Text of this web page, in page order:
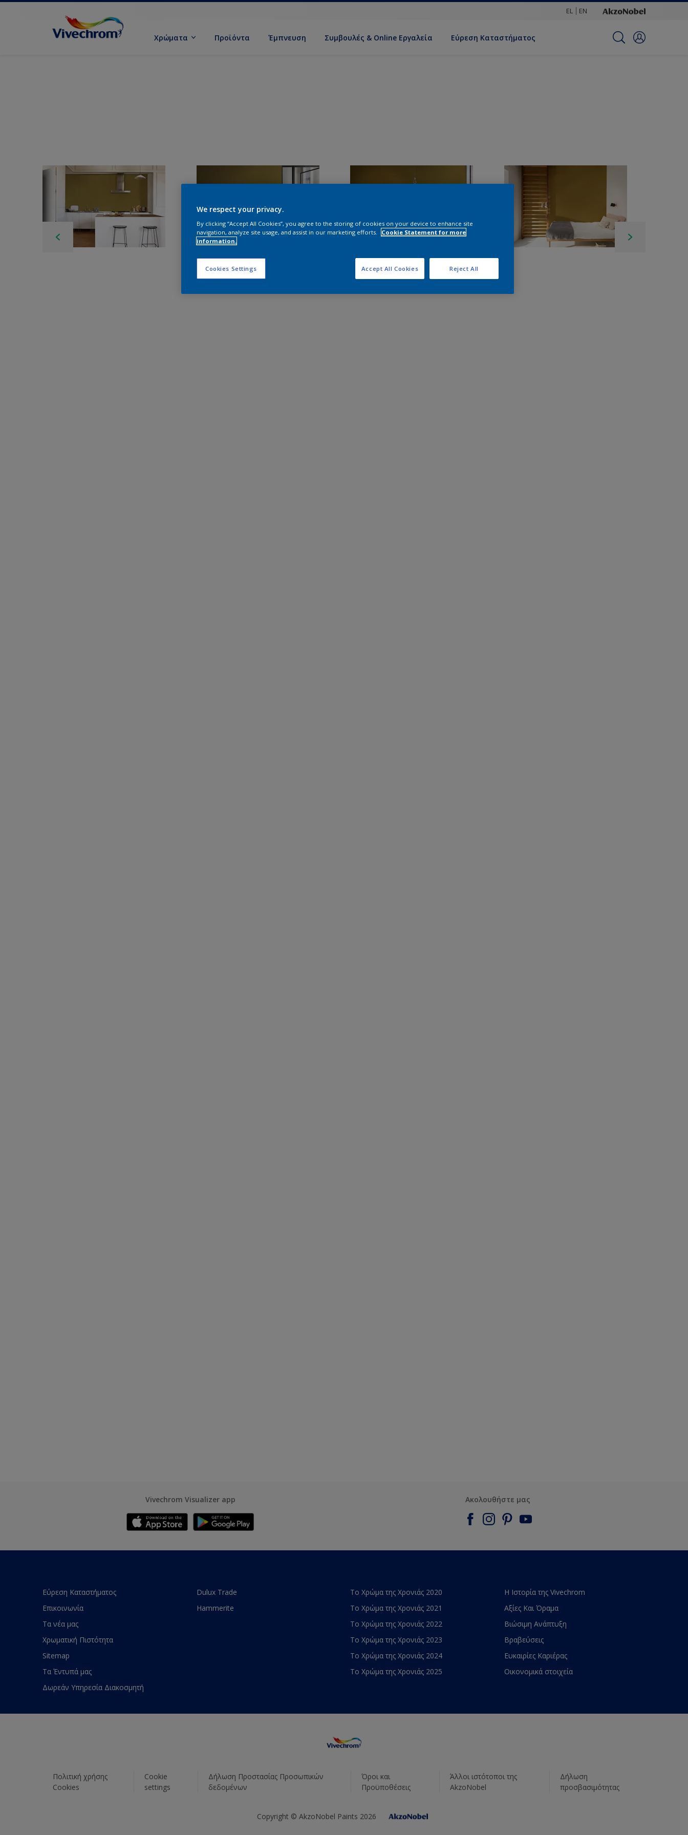
EL EN
Χρώματα Προϊόντα Έμπνευση Συμβουλές & Online Εργαλεία Εύρεση Καταστήματος
Vivechrom Visualizer app Ακολουθήστε μας
Εύρεση Καταστήματος
Επικοινωνία
Τα νέα μας
Χρωματική Πιστότητα
Sitemap
Τα Έντυπά μας
Δωρεάν Υπηρεσία Διακοσμητή
Dulux Trade
Hammerite
Το Χρώμα της Χρονιάς 2020
Το Χρώμα της Χρονιάς 2021
Το Χρώμα της Χρονιάς 2022
Το Χρώμα της Χρονιάς 2023
Το Χρώμα της Χρονιάς 2024
Το Χρώμα της Χρονιάς 2025
Η Ιστορία της Vivechrom
Αξίες Και Όραμα
Βιώσιμη Ανάπτυξη
Βραβεύσεις
Ευκαιρίες Καριέρας
Οικονομικά στοιχεία
Πολιτική χρήσης
Cookies
Cookie
settings
Δήλωση Προστασίας Προσωπικών
δεδομένων
Όροι και
Προϋποθέσεις
Άλλοι ιστότοποι της
AkzoNobel
Δήλωση
προσβασιμότητας
Copyright © AkzoNobel Paints 2026
We respect your privacy.
By clicking “Accept All Cookies”, you agree to the storing of cookies on your device to enhance site
navigation, analyze site usage, and assist in our marketing efforts.
Cookie Statement for more
information.
Cookies Settings Reject All
Accept All Cookies